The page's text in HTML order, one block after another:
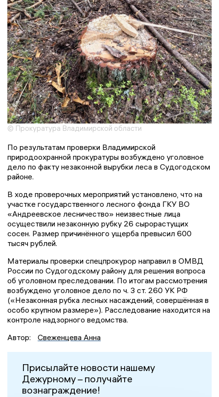
© Прокуратура Владимирской области
По результатам проверки Владимирской
природоохранной прокуратуры возбуждено уголовное
дело по факту незаконной вырубки леса в Судогодском
районе.
В ходе проверочных мероприятий установлено, что на
участке государственного лесного фонда ГКУ ВО
«Андреевское лесничество» неизвестные лица
осуществили незаконную рубку 26 сырорастущих
сосен. Размер причинённого ущерба превысил 600
тысяч рублей.
Материалы проверки спецпрокурор направил в ОМВД
России по Судогодскому району для решения вопроса
об уголовном преследовании. По итогам рассмотрения
возбуждено уголовное дело по ч. 3 ст. 260 УК РФ
(«Незаконная рубка лесных насаждений, совершённая в
особо крупном размере»). Расследование находится на
контроле надзорного ведомства.
Автор:
Свеженцева Анна
Присылайте новости нашему
Дежурному – получайте
вознаграждение!